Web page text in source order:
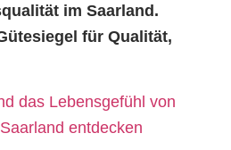
im Saarland.
für Qualität,
das Lebensgefühl von
entdecken